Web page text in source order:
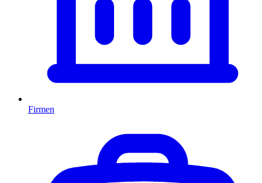
Firmen